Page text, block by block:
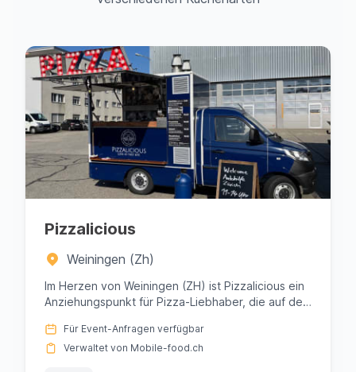
Pizzalicious
Weiningen (Zh)
Im Herzen von Weiningen (ZH) ist Pizzalicious ein
Anziehungspunkt für Pizza-Liebhaber, die auf der
Für Event-Anfragen verfügbar
Verwaltet von Mobile-food.ch